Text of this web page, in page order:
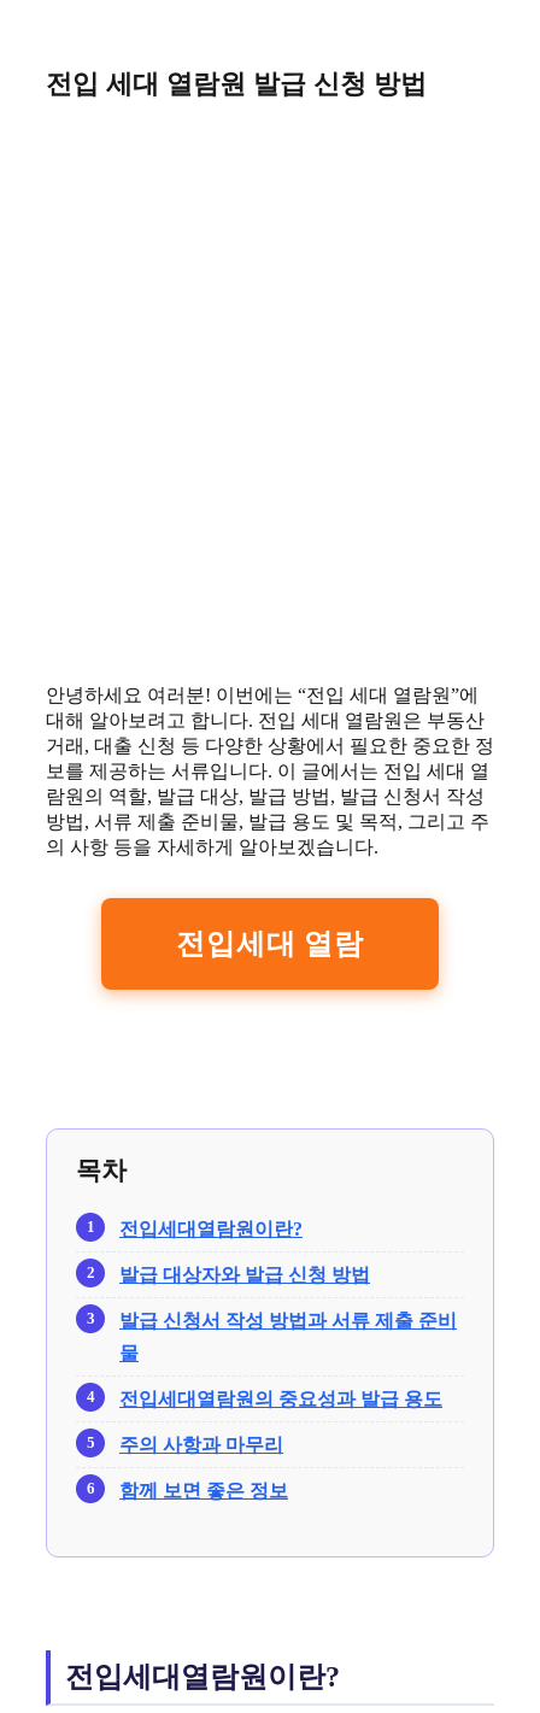
전입 세대 열람원 발급 신청 방법
안녕하세요 여러분! 이번에는 “전입 세대 열람원”에
대해 알아보려고 합니다. 전입 세대 열람원은 부동산
거래, 대출 신청 등 다양한 상황에서 필요한 중요한 정
보를 제공하는 서류입니다. 이 글에서는 전입 세대 열
람원의 역할, 발급 대상, 발급 방법, 발급 신청서 작성
방법, 서류 제출 준비물, 발급 용도 및 목적, 그리고 주
의 사항 등을 자세하게 알아보겠습니다.
전입세대 열람
목차
전입세대열람원이란?
발급 대상자와 발급 신청 방법
발급 신청서 작성 방법과 서류 제출 준비
물
전입세대열람원의 중요성과 발급 용도
주의 사항과 마무리
함께 보면 좋은 정보
전입세대열람원이란?